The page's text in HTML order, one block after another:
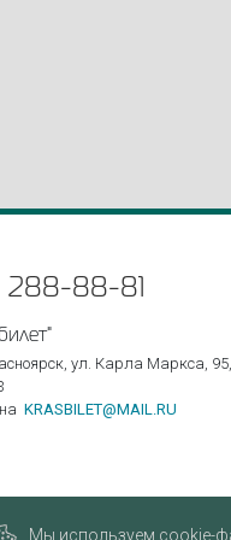
288-88-81
ул. Карла Маркса, 95,
KRASBILET@MAIL.RU
Мы используем cookie-